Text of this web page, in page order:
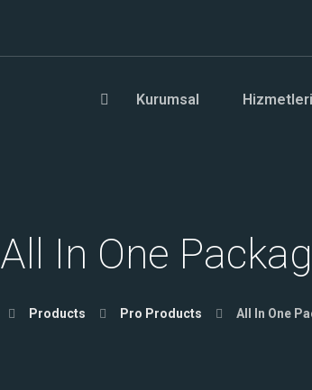
Kurumsal
All In One
Products Pro Products All In One